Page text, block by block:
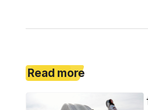
Read more